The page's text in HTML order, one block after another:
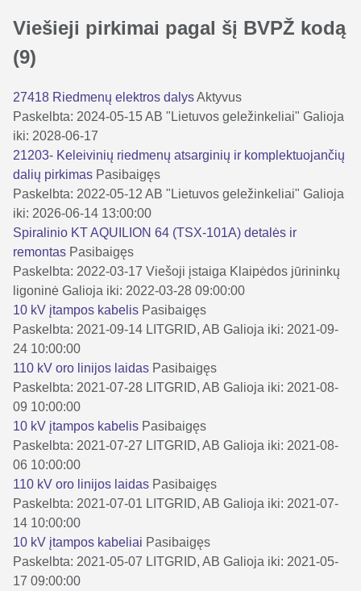
Viešieji pirkimai pagal šį BVPŽ kodą
(9)
27418 Riedmenų elektros dalysAktyvus
Paskelbta: 2024-05-15AB "Lietuvos geležinkeliai" Galioja
iki: 2028-06-17
21203- Keleivinių riedmenų atsarginių ir komplektuojančių
dalių pirkimas Pasibaigęs
Paskelbta: 2022-05-12 AB "Lietuvos geležinkeliai" Galioja
iki: 2026-06-14 13:00:00
Spiralinio KT AQUILION 64 (TSX-101A) detalės ir
remontas Pasibaigęs
Paskelbta: 2022-03-17 Viešoji įstaiga Klaipėdos jūrininkų
ligoninė Galioja iki: 2022-03-28 09:00:00
10 kV įtampos kabelis Pasibaigęs
Paskelbta: 2021-09-14 LITGRID, AB Galioja iki: 2021-09-
24 10:00:00
110 kV oro linijos laidas Pasibaigęs
Paskelbta: 2021-07-28 LITGRID, AB Galioja iki: 2021-08-
09 10:00:00
10 kV įtampos kabelis Pasibaigęs
Paskelbta: 2021-07-27 LITGRID, AB Galioja iki: 2021-08-
06 10:00:00
110 kV oro linijos laidas Pasibaigęs
Paskelbta: 2021-07-01 LITGRID, AB Galioja iki: 2021-07-
14 10:00:00
10 kV įtampos kabeliai Pasibaigęs
Paskelbta: 2021-05-07 LITGRID, AB Galioja iki: 2021-05-
17 09:00:00